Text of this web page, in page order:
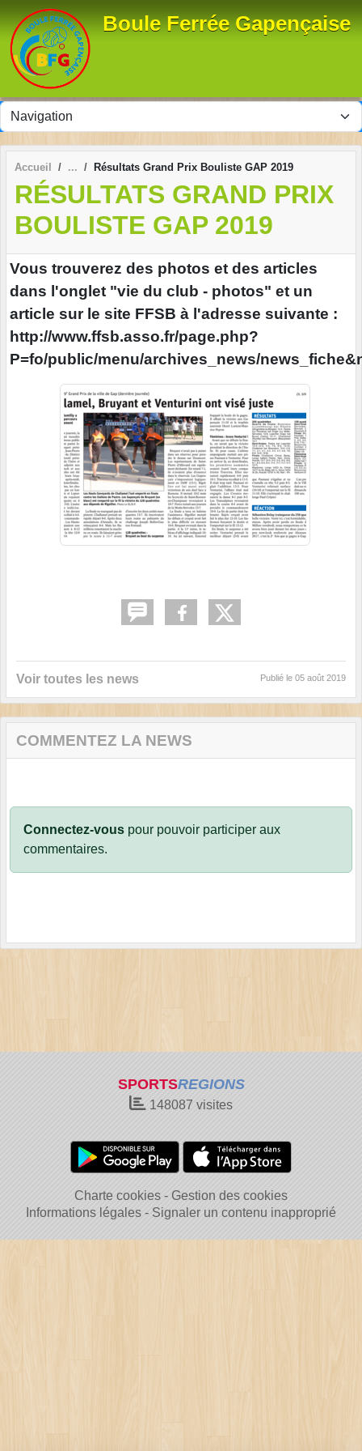
Boule Ferrée Gapençaise
Accueil Résultats Grand Prix Bouliste GAP 2019
RÉSULTATS GRAND PRIX
BOULISTE GAP 2019
Vous trouverez des photos et des articles
dans l'onglet "vie du club - photos" et un
article sur le site FFSB à l'adresse suivante :
http://www.ffsb.asso.fr/page.php?
P=fo/public/menu/archives_news/
Voir toutes les news Publié le 05 août 2019
COMMENTEZ LA NEWS
Connectez-vous pour pouvoir participer aux
commentaires.
SPORTSREGIONS
148087 visites
Charte cookies
Gestion des cookies
Informations légales
Signaler un contenu inapproprié
Panneau de gestion des cookies